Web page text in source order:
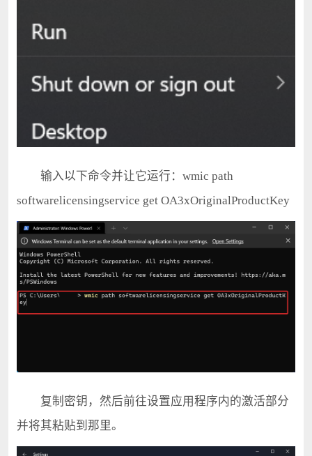
输入以下命令并让它运行：wmic path
softwarelicensingservice get OA3xOriginalProductKey
复制密钥，然后前往设置应用程序内的激活部分
并将其粘贴到那里。